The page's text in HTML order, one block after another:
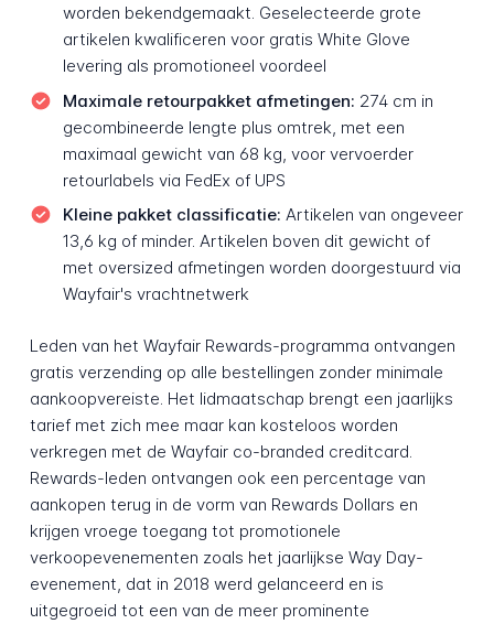
worden bekendgemaakt. Geselecteerde grote
artikelen kwalificeren voor gratis White Glove
levering als promotioneel voordeel
Maximale retourpakket afmetingen: 274 cm in
gecombineerde lengte plus omtrek, met een
maximaal gewicht van 68 kg, voor vervoerder
retourlabels via FedEx of UPS
Kleine pakket classificatie: Artikelen van ongeveer
13,6 kg of minder. Artikelen boven dit gewicht of
met oversized afmetingen worden doorgestuurd via
Wayfair's vrachtnetwerk
Leden van het Wayfair Rewards-programma ontvangen
gratis verzending op alle bestellingen zonder minimale
aankoopvereiste. Het lidmaatschap brengt een jaarlijks
tarief met zich mee maar kan kosteloos worden
verkregen met de Wayfair co-branded creditcard.
Rewards-leden ontvangen ook een percentage van
aankopen terug in de vorm van Rewards Dollars en
krijgen vroege toegang tot promotionele
verkoopevenementen zoals het jaarlijkse Way Day-
evenement, dat in 2018 werd gelanceerd en is
uitgegroeid tot een van de meer prominente